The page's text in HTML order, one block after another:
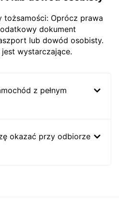
tożsamości: Oprócz prawa
dokument
lub dowód osobisty.
wystarczające.
z pełnym
okazać przy odbiorze